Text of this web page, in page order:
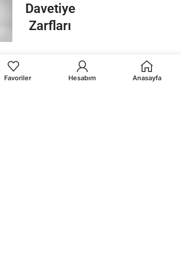
Davetiye
Zarfları
Favoriler Hesabım Anasayfa